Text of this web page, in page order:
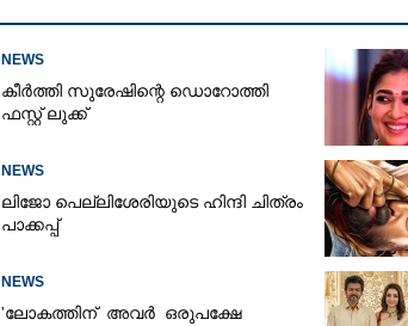
NEWS
കീർത്തി സുരേഷിന്റെ ഡൊറോത്തി
ഫസ്റ്റ് ലുക്ക്
NEWS
ലിജോ പെല്ലിശേരിയുടെ ഹിന്ദി ചിത്രം
പാക്കപ്പ്
NEWS
'ലോകത്തിന് അവർ ഒരുപക്ഷേ